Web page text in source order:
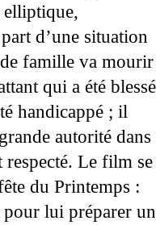
d’une situation
famille va mourir
qui a été blessé
handicappé ; il
autorité dans
Le film se
du Printemps :
lui préparer un